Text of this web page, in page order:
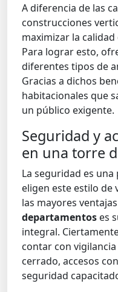
A diferencia de las
construcciones
maximizar la
Para lograr esto,
diferentes tipos de
Gracias a dichos
habitacionales que
un público exigente.
Seguridad y
en una torre
La seguridad es
eligen este estilo de
las mayores
departamentos es
integral.
contar con
cerrado, accesos
seguridad